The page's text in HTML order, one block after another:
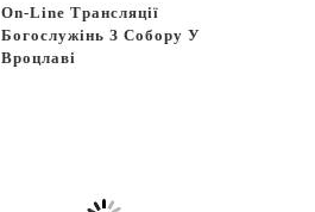
On-Line Трансляції
Богослужінь З Собору У
Вроцлаві